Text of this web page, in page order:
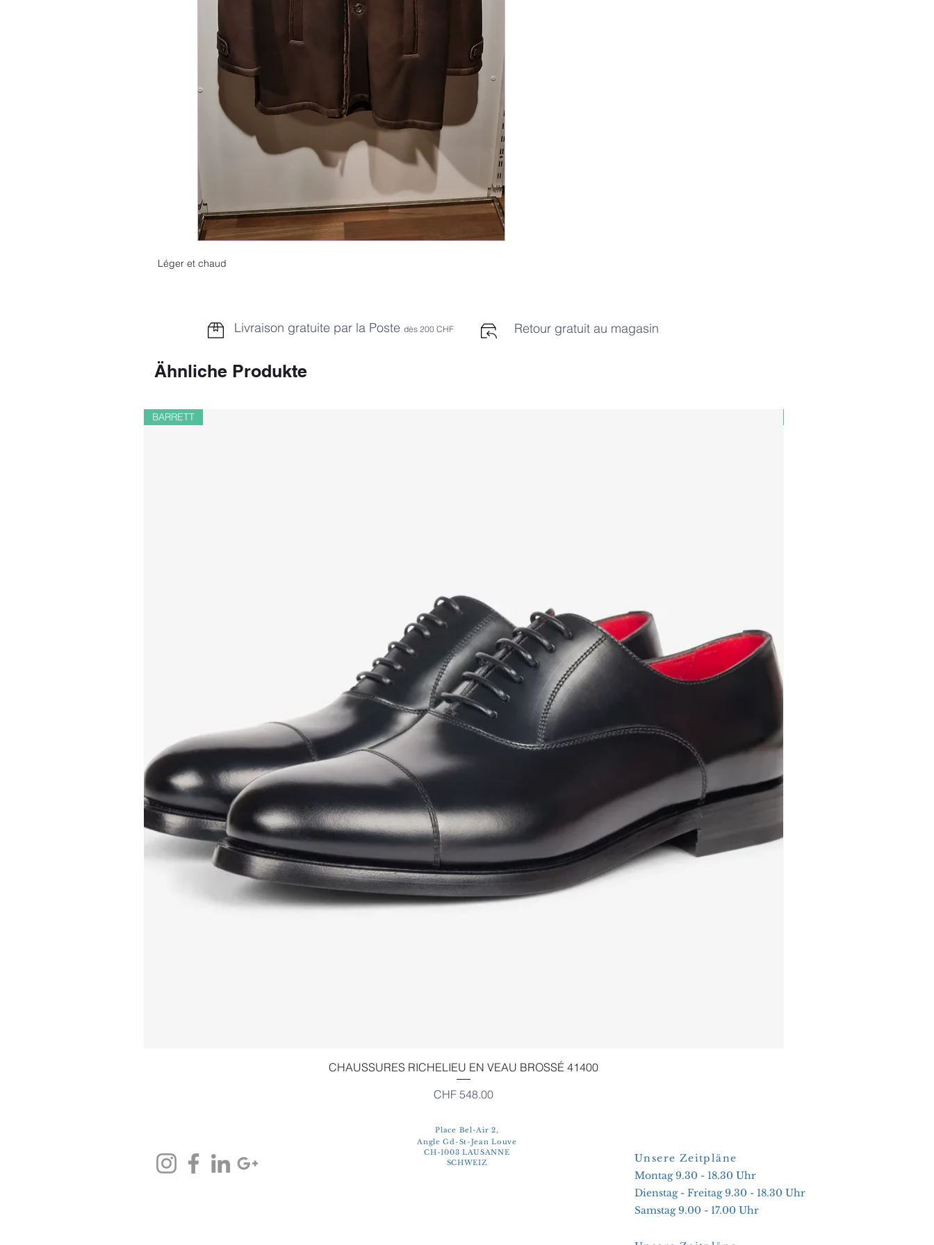
Léger et chaud
Livraison gratuite par la Poste dès 200 CHF Retour gratuit au magasin
Ähnliche Produkte
Schnellansicht
BARRETT
CHAUSSURES RICHELIEU EN VEAU BROSSÉ 41400
Preis
CHF 548.00
Place Bel-Air 2,
Angle Gd-St-Jean Louve
CH-1003 LAUSANNE
SCHWEIZ
Unsere Zeitpläne
Montag 9.30 - 18.30 Uhr
Dienstag - Freitag 9.30 - 18.30 Uhr
Samstag 9.00 - 17.00 Uhr